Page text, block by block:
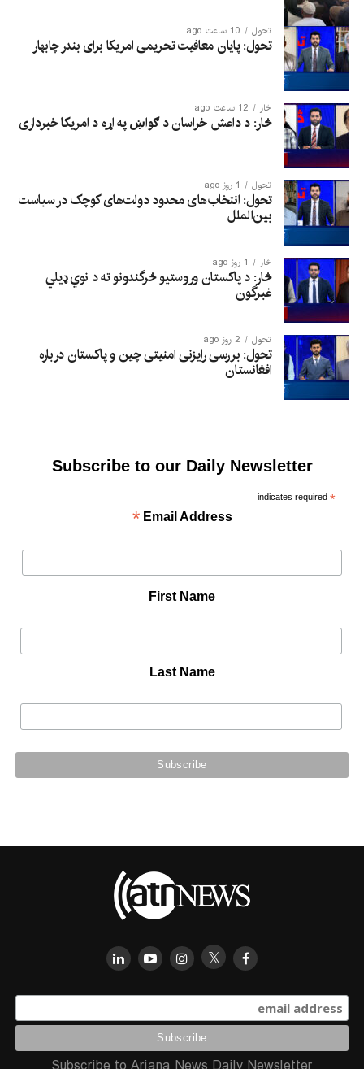
تحول 10 ساعت ago
تحول: پایان معافیت تحریمی امریکا برای بندر چابهار
څار 12 ساعت ago
څار: د داعش خراسان د ګواښ په اړه د امریکا خبرداری
تحول 1 روز ago
تحول: انتخاب‌های محدود دولت‌های کوچک در سیاست
بین‌الملل
څار 1 روز ago
څار: د پاکستان وروستیو څرگندونو ته د نوي ډیلي
غبرگون
تحول 2 روز ago
تحول: بررسی رایزنی امنیتی چین و پاکستان درباره
افغانستان
Subscribe to our Daily Newsletter
*
indicates required
Email Address
*
First Name
Last Name